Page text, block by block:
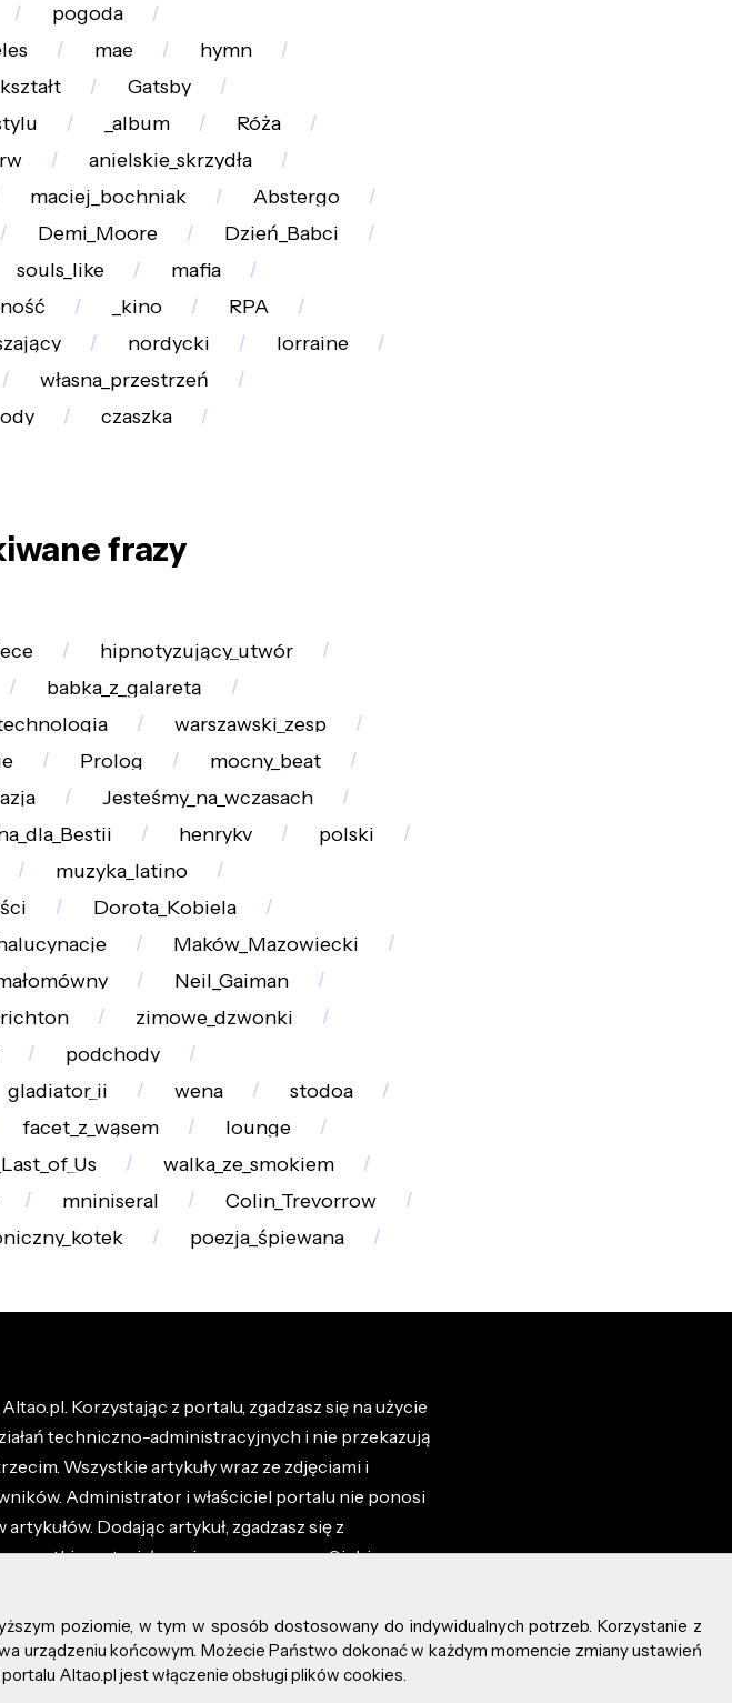
pogoda
mae
hymn
kształt
Gatsby
_album
Róża
anielskie_skrzydła
maciej_bochniak
Abstergo
Demi_Moore
Dzień_Babci
souls_like
mafia
_kino
RPA
nordycki
lorraine
własna_przestrzeń
czaszka
frazy
hipnotyzujący_utwór
babka_z_galaretą
warszawski_zesp
Prolog
mocny_beat
Jesteśmy_na_wczasach
henrykv
polski
muzyka_latino
Dorota_Kobiela
Maków_Mazowiecki
Neil_Gaiman
zimowe_dzwonki
podchody
gladiator_ii wena
stodoa
facet_z_wąsem
lounge
walka_ze_smokiem
mniniseral
Colin_Trevorrow
poezja_śpiewana
Korzystając z portalu, zgadzasz się na użycie
techniczno-administracyjnych i nie przekazują
Wszystkie artykuły wraz ze zdjęciami i
Administrator i właściciel portalu nie ponosi
Dodając artykuł, zgadzasz się z
materiały umieszczone przez Ciebie na
poziomie, w tym w sposób dostosowany do indywidualnych potrzeb. Korzystanie z
urządzeniu końcowym. Możecie Państwo dokonać w każdym momencie zmiany ustawień
Altao.pl jest włączenie obsługi plików cookies.